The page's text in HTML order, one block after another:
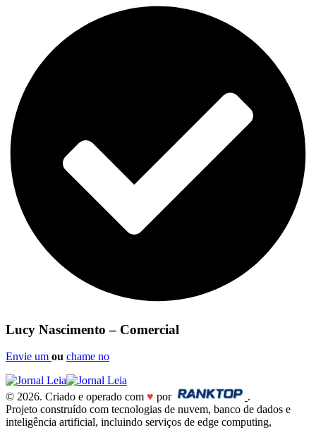
Lucy Nascimento – Comercial
Envie um ou chame no
© 2026. Criado e operado com ♥ por
.
Projeto construído com tecnologias de nuvem, banco de dados e
inteligência artificial, incluindo serviços de edge computing,